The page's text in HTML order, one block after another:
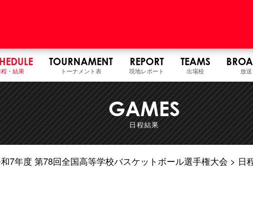
程・結果
TOURNAMENT
トーナメント表
REPORT
現地レポート
TEAMS
出場校 放
GAMES
日程結果
7年度 第78回全国高等学校バスケットボール選手権大会 日